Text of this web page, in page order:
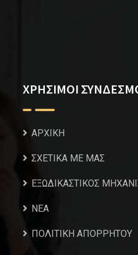
ΧΡΗΣΙΜΟΙ
ΑΡΧΙΚΗ
ΣΧΕΤΙΚΑ ΜΕ ΜΑΣ
ΕΞΩΔΙΚΑΣΤΙΚΟΣ
NEA
ΠΟΛΙΤΙΚΗ ΑΠΟΡΡΗΤΟΥ